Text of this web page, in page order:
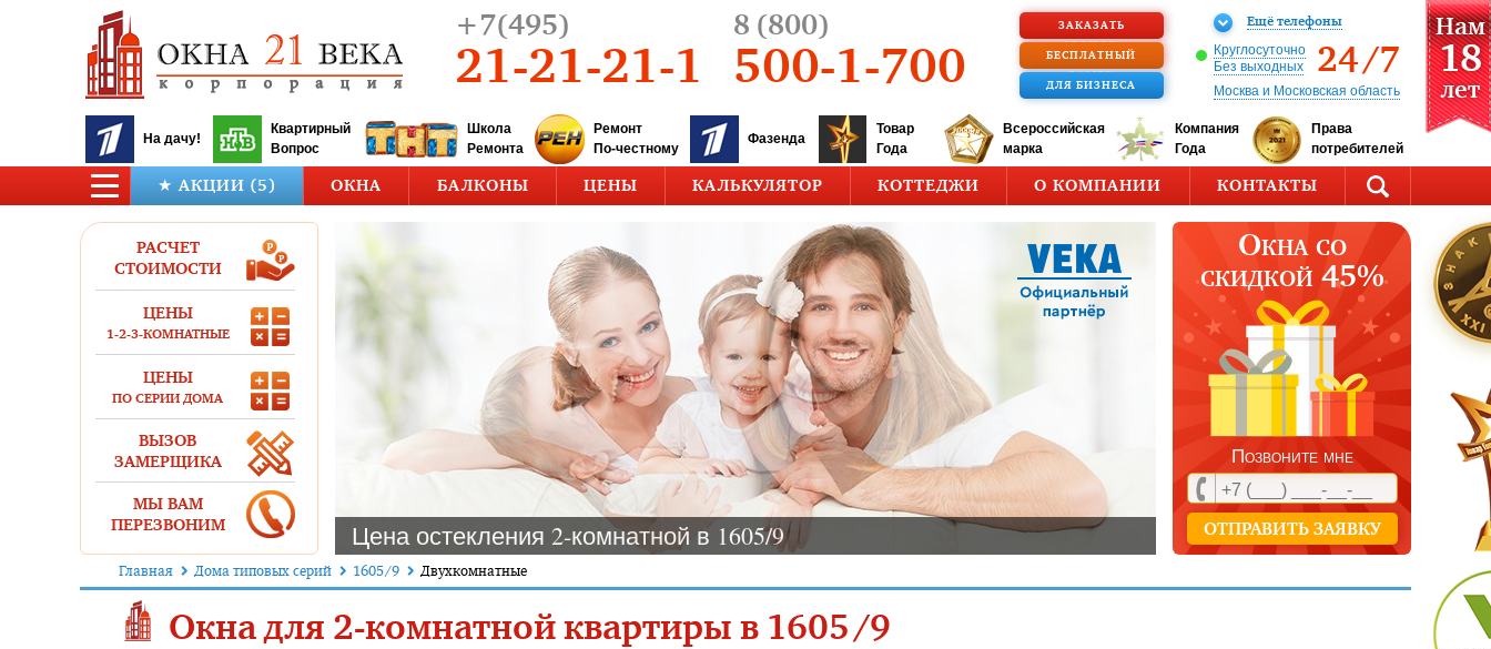
+7(495)
21-21-21-1
8 (800)
500-1-700
ЗАКАЗАТЬ
ЗВОНОК
БЕСПЛАТНЫЙ
ЗАМЕР
ДЛЯ БИЗНЕСА
Ещё телефоны
24/7
Круглосуточно
Без выходных
Москва и Московская область
Нам
18
лет
На дачу!
Квартирный
Вопрос
Школа
Ремонта
Ремонт
По-честному
Фазенда
Товар
Года
Всероссийская
марка
Компания
Года
Права
потребителей
★ АКЦИИ (5) ОКНА БАЛКОНЫ ЦЕНЫ КАЛЬКУЛЯТОР КОТТЕДЖИ О КОМПАНИИ КОНТАКТЫ
Окна со
скидкой 45%
Позвоните мне
Цена остекления 2-комнатной в 1605/9
Главная Дома типовых серий 1605/9 Двухкомнатные
Окна для 2-комнатной квартиры в 1605/9
РАСЧЕТ
СТОИМОСТИ
ЦЕНЫ
1-2-3-КОМНАТНЫЕ
ЦЕНЫ
ПО СЕРИИ ДОМА
ВЫЗОВ
ЗАМЕРЩИКА
МЫ ВАМ
ПЕРЕЗВОНИМ